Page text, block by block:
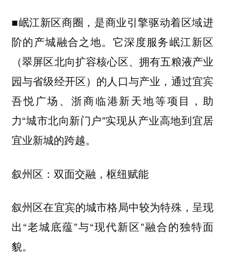
■岷江新区商圈 ，是商业引擎驱动着区域进
阶的产城融合之地。它深度服务岷江新区
（翠屏区北向扩容核心区、拥有五粮液产业
园与省级经开区）的人口与产业，通过宜宾
吾悦广场、浙商临港新天地等项目，助
力“城市北向新门户”实现从产业高地到宜居
宜业新城的跨越。
叙州区：双面交融，枢纽赋能
叙州区在宜宾的城市格局中较为特殊，呈现
出“老城底蕴”与“现代新区”融合的独特面
貌。